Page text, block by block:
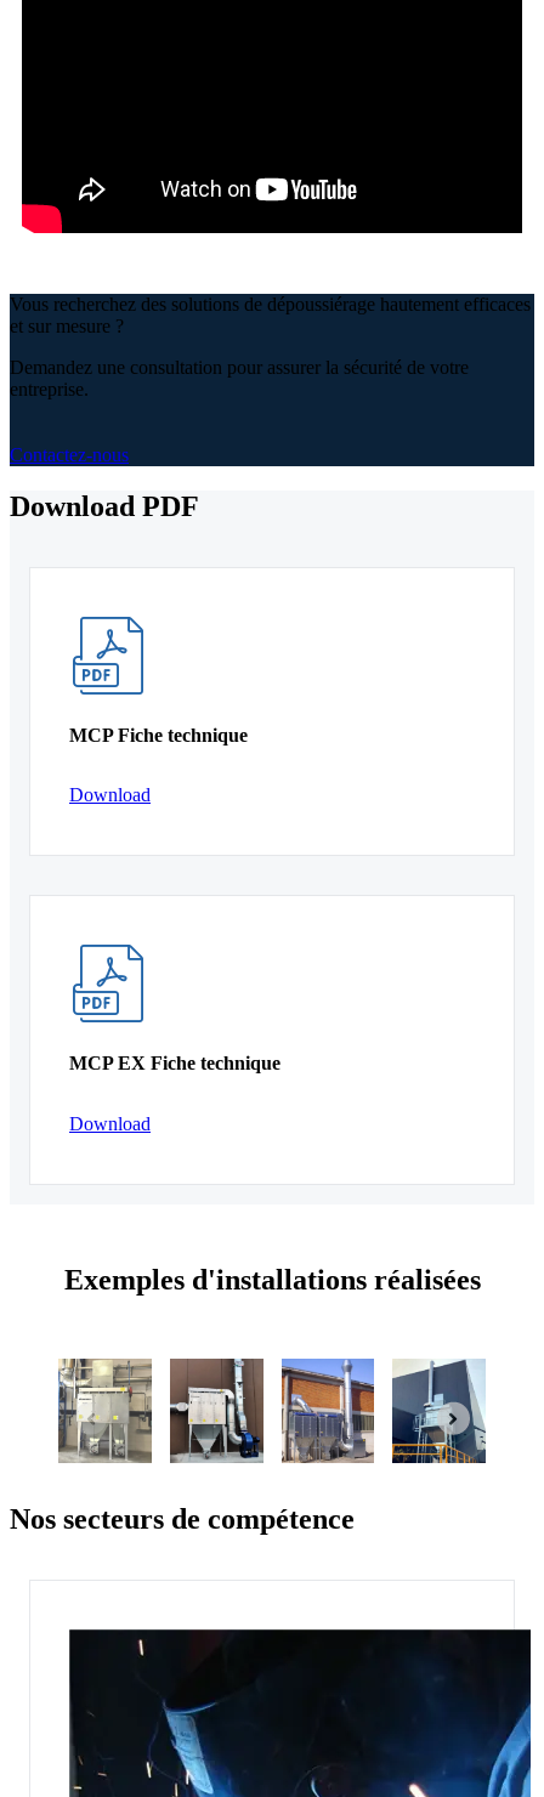
Vous recherchez des solutions de dépoussiérage hautement efficaces
et sur mesure ?
Demandez une consultation pour assurer la sécurité de votre
entreprise.
Contactez-nous
Download PDF
MCP Fiche technique
Download
MCP EX Fiche technique
Download
Exemples d'installations réalisées
Nos secteurs de compétence